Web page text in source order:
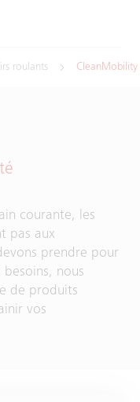
roulants CleanMobility
courante, les
pas aux
prendre pour
nous
de produits
vos